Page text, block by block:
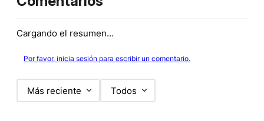
Cargando el resumen…
Por favor, inicia sesión para escribir un comentario.
Más reciente Todos